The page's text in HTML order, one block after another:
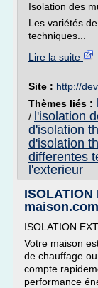
Isolation des
Les variétés
techniques...
Lire la suite
Site : http://
Thèmes liés :
/ l'isolation
d'isolation
d'isolation
differentes
l'exterieur
ISOLATION
maison.com
ISOLATION
Votre maison
de chauffage
compte
performance